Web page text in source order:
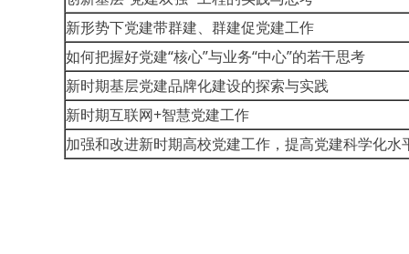
新形势下党建带群建、群建促党建工作
如何把握好党建“核心”与业务“中心”的若干思考
新时期基层党建品牌化建设的探索与实践
新时期互联网+智慧党建工作
加强和改进新时期高校党建工作，提高党建科学化水